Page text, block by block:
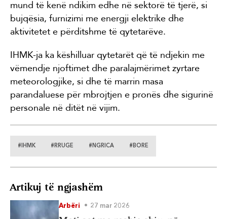
mund të kenë ndikim edhe në sektorë të tjerë, si
bujqësia, furnizimi me energji elektrike dhe
aktivitetet e përditshme të qytetarëve.
IHMK-ja ka këshilluar qytetarët që të ndjekin me
vëmendje njoftimet dhe paralajmërimet zyrtare
meteorologjike, si dhe të marrin masa
parandaluese për mbrojtjen e pronës dhe sigurinë
personale në ditët në vijim.
#IHMK #RRUGE #NGRICA #BORE
Artikuj të ngjashëm
Arbëri 27 mar 2026